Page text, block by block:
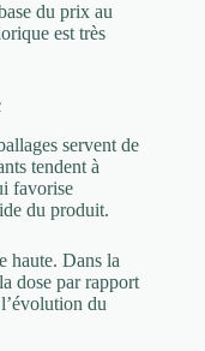
du prix au
est très
servent de
tendent à
favorise
du produit.
haute. Dans la
dose par rapport
du